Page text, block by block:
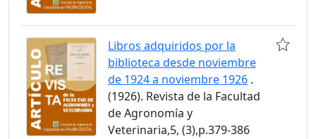
Libros adquiridos por la
biblioteca desde noviembre
de 1924 a noviembre 1926 .
(1926). Revista de la Facultad
de Agronomía y
Veterinaria,5, (3),p.379-386